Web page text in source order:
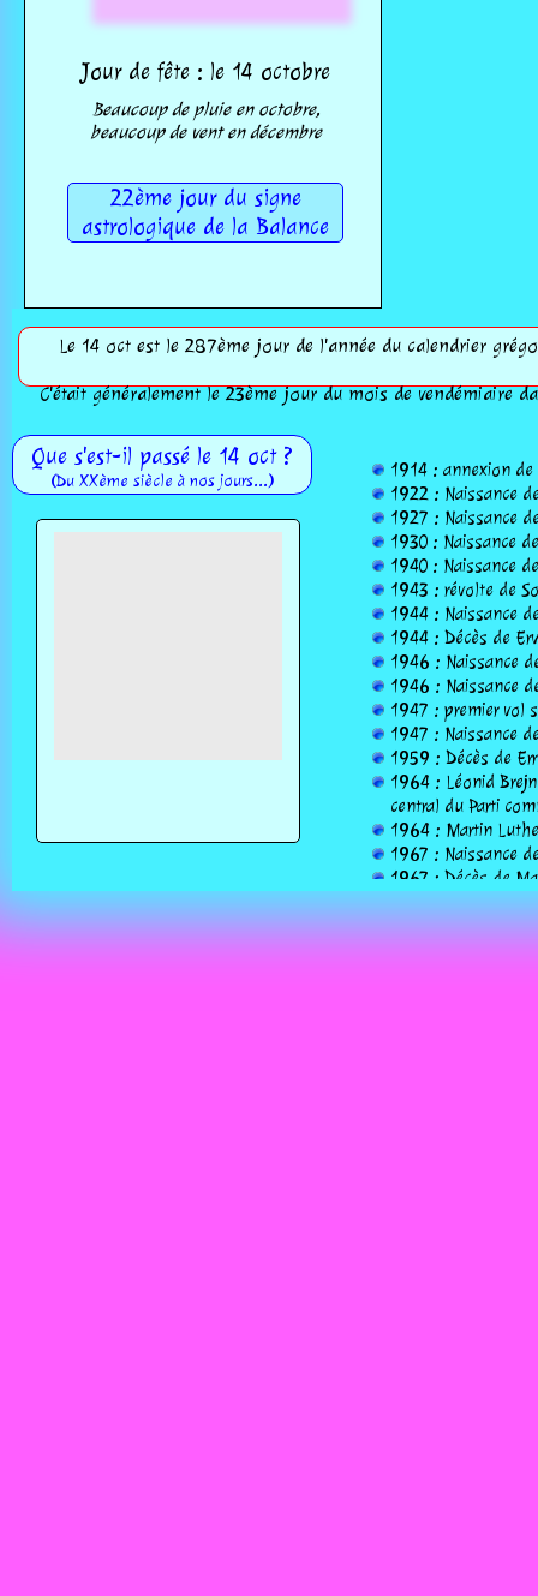
Jour de fête : le 14 octobre
Beaucoup de pluie en octobre,
beaucoup de vent en décembre
22ème jour du signe
astrologique de la Balance
Le 14 oct est le 287ème jour de l'année du calendrier
C'était généralement le 23ème jour du mois de vendémiaire
Que s'est-il passé le 14 oct ?
(Du XXème siècle à nos jours...)
1914 : annexion de
1922 : Naissance
1927 : Naissance
1930 : Naissance
1940 : Naissance
1943 : révolte de
1944 : Naissance
1944 : Décès de
1946 : Naissance
1946 : Naissance
1947 : premier vol
1947 : Naissance
1959 : Décès de
1964 : Léonid
central du Parti
1964 : Martin
1967 : Naissance
1967 : Décès de
1971 : Naissance
1978 : Naissance